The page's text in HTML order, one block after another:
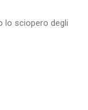
lo sciopero degli